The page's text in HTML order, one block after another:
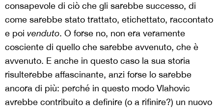
consapevole di ciò che gli sarebbe successo, di
come sarebbe stato trattato, etichettato, raccontato
e poi venduto. O forse no, non era veramente
cosciente di quello che sarebbe avvenuto, che è
avvenuto. E anche in questo caso la sua storia
risulterebbe affascinante, anzi forse lo sarebbe
ancora di più: perché in questo modo Vlahovic
avrebbe contribuito a definire (o a rifinire?) un nuovo